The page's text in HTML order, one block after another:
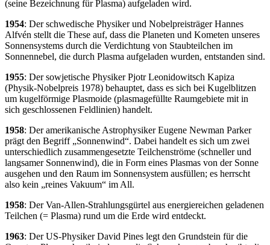
(seine Bezeichnung für Plasma) aufgeladen wird.
1954: Der schwedische Physiker und Nobelpreisträger Hannes
Alfvén stellt die These auf, dass die Planeten und Kometen unseres
Sonnensystems durch die Verdichtung von Staubteilchen im
Sonnennebel, die durch Plasma aufgeladen wurden, entstanden sind.
1955: Der sowjetische Physiker Pjotr Leonidowitsch Kapiza
(Physik-Nobelpreis 1978) behauptet, dass es sich bei Kugelblitzen
um kugelförmige Plasmoide (plasmagefüllte Raumgebiete mit in
sich geschlossenen Feldlinien) handelt.
1958: Der amerikanische Astrophysiker Eugene Newman Parker
prägt den Begriff „Sonnenwind“. Dabei handelt es sich um zwei
unterschiedlich zusammengesetzte Teilchenströme (schneller und
langsamer Sonnenwind), die in Form eines Plasmas von der Sonne
ausgehen und den Raum im Sonnensystem ausfüllen; es herrscht
also kein „reines Vakuum“ im All.
1958: Der Van-Allen-Strahlungsgürtel aus energiereichen geladenen
Teilchen (= Plasma) rund um die Erde wird entdeckt.
1963: Der US-Physiker David Pines legt den Grundstein für die